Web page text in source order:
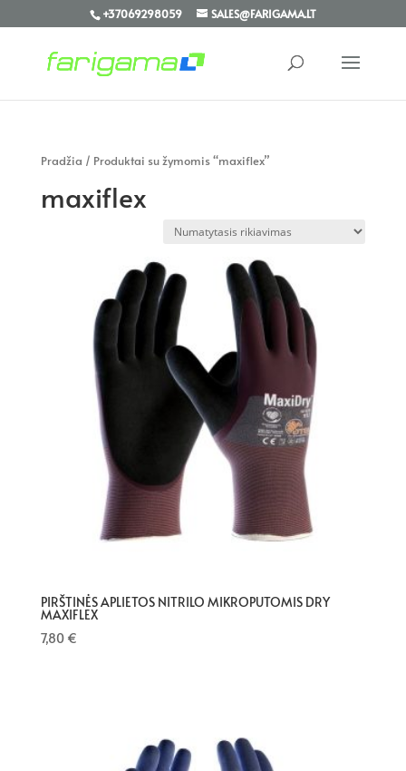
+37069298059 SALES@FARIGAMA.LT
Pradžia / Produktai su žymomis “maxiflex”
maxiflex
PIRŠTINĖS APLIETOS NITRILO MIKROPUTOMIS DRY
MAXIFLEX
7,80 €